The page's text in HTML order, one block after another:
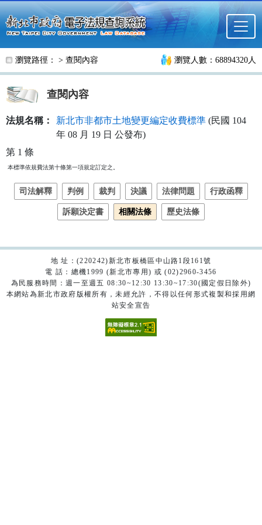
跳至主要內容
瀏覽路徑： > 查閱內容 瀏覽人數：68894320人
查閱內容
法規名稱： 新北市非都市土地變更編定收費標準 (民國 104
年 08 月 19 日 公發布)
第 1 條
本標準依規費法第十條第一項規定訂定之。
司法解釋 判例 裁判 決議 法律問題 行政函釋
訴願決定書 相關法條 歷史法條
地 址：(220242)新北市板橋區中山路1段161號
電 話：總機1999 (新北市專用) 或 (02)2960-3456
為民服務時間：週一至週五 08:30~12:30 13:30~17:30(國定假日除外)
本網站為新北市政府版權所有，未經允許，不得以任何形式複製和採用網
站安全宣告